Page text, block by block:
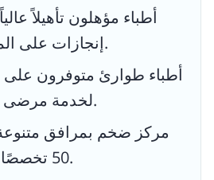
أطباء مؤهلون تأهيلاً
إنجازات على المستوى الدولي.
لخدمة مرضى العناية الحرجة.
مركز ضخم بمرافق
50 تخصصًا وتخصصًا فائقًا.